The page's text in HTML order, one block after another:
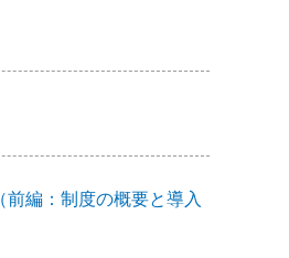
編：制度の概要と導入